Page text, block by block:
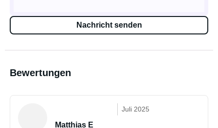
Nachricht senden
Bewertungen
Juli 2025
Matthias E